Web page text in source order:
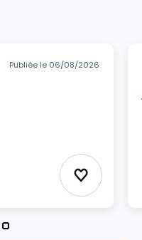
Publiée le 06/08/2026
Ajouter